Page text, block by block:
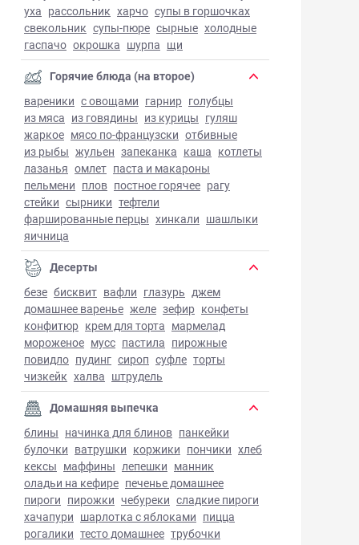
уха рассольник харчо супы в горшочках
свекольник супы-пюре сырные холодные
гаспачо окрошка шурпа щи
Горячие блюда (на второе)
вареники с овощами гарнир голубцы
из мяса из говядины из курицы гуляш
жаркое мясо по-французски отбивные
из рыбы жульен запеканка каша котлеты
лазанья омлет паста и макароны
пельмени плов постное горячее рагу
стейки сырники тефтели
фаршированные перцы хинкали шашлыки
яичница
Десерты
безе бисквит вафли глазурь джем
домашнее варенье желе зефир конфеты
конфитюр крем для торта мармелад
мороженое мусс пастила пирожные
повидло пудинг сироп суфле торты
чизкейк халва штрудель
Домашняя выпечка
блины начинка для блинов панкейки
булочки ватрушки коржики пончики хлеб
кексы маффины лепешки манник
оладьи на кефире печенье домашнее
пироги пирожки чебуреки сладкие пироги
хачапури шарлотка с яблоками пицца
рогалики тесто домашнее трубочки